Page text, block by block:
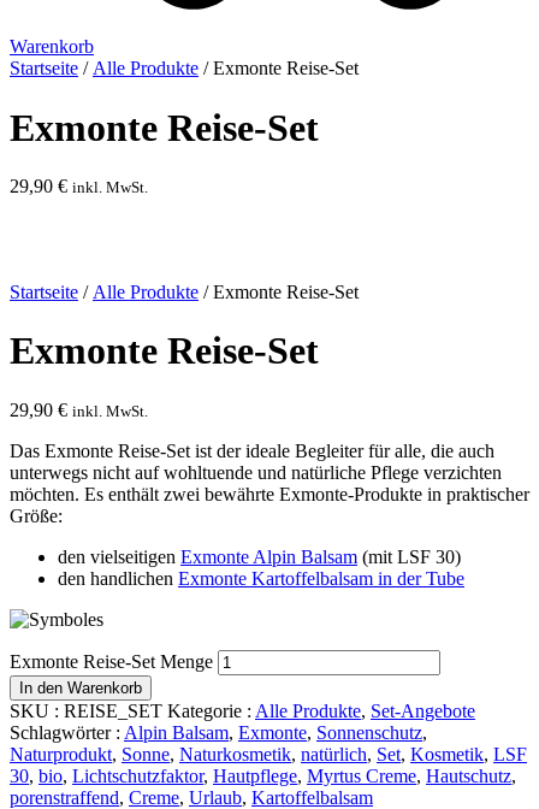
Warenkorb
Startseite / Alle Produkte / Exmonte Reise-Set
Exmonte Reise-Set
29,90 € inkl. MwSt.
Startseite / Alle Produkte / Exmonte Reise-Set
Exmonte Reise-Set
29,90 € inkl. MwSt.
Das Exmonte Reise-Set ist der ideale Begleiter für alle, die auch
unterwegs nicht auf wohltuende und natürliche Pflege verzichten
möchten. Es enthält zwei bewährte Exmonte-Produkte in praktischer
Größe:
den vielseitigen Exmonte Alpin Balsam (mit LSF 30)
den handlichen Exmonte Kartoffelbalsam in der Tube
Exmonte Reise-Set Menge
In den Warenkorb
SKU : REISE_SET Kategorie : Alle Produkte, Set-Angebote
Schlagwörter : Alpin Balsam, Exmonte, Sonnenschutz,
Naturprodukt, Sonne, Naturkosmetik, natürlich, Set, Kosmetik, LSF
30, bio, Lichtschutzfaktor, Hautpflege, Myrtus Creme, Hautschutz,
porenstraffend, Creme, Urlaub, Kartoffelbalsam